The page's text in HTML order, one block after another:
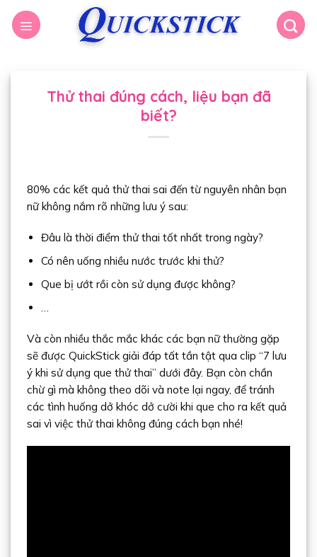
Thử thai đúng cách, liệu bạn đã
biết?
80% các kết quả thử thai sai đến từ nguyên nhân bạn
nữ không nắm rõ những lưu ý sau:
Đâu là thời điểm thử thai tốt nhất trong ngày?
Có nên uống nhiều nước trước khi thử?
Que bị ướt rồi còn sử dụng được không?
…
Và còn nhiều thắc mắc khác các bạn nữ thường gặp
sẽ được QuickStick giải đáp tất tần tật qua clip “7 lưu
ý khi sử dụng que thử thai” dưới đây. Bạn còn chần
chừ gì mà không theo dõi và note lại ngay, để tránh
các tình huống dở khóc dở cười khi que cho ra kết quả
sai vì việc thử thai không đúng cách bạn nhé!